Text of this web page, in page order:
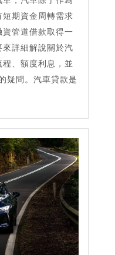
期資金周轉需求
管道借款取得一
詳細解說關於汽
、額度利息，並
疑問。汽車貸款是